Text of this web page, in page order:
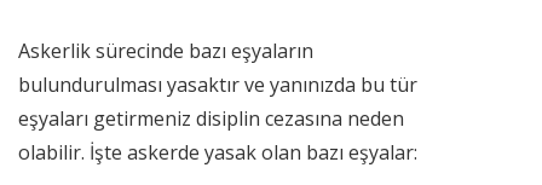
Askerlik sürecinde bazı eşyaların
bulundurulması yasaktır ve yanınızda bu tür
eşyaları getirmeniz disiplin cezasına neden
olabilir. İşte askerde yasak olan bazı eşyalar: